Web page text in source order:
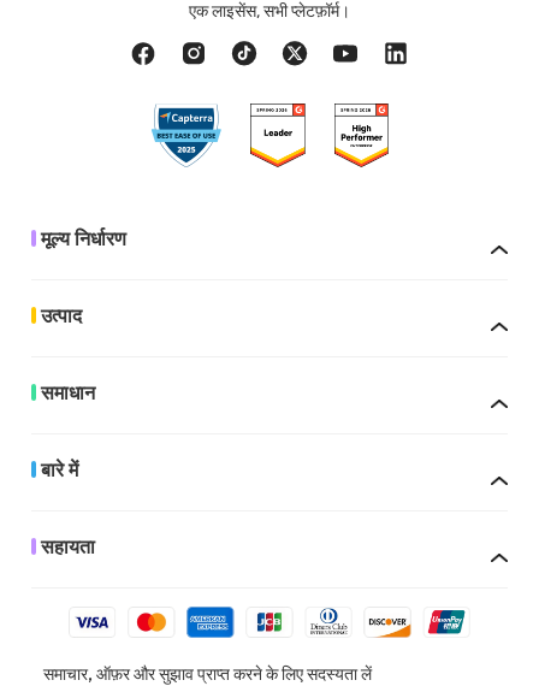
एक लाइसेंस, सभी प्लेटफ़ॉर्म।
मूल्य निर्धारण
उत्पाद
समाधान
बारे में
सहायता
समाचार, ऑफ़र और सुझाव प्राप्त करने के लिए सदस्यता लें